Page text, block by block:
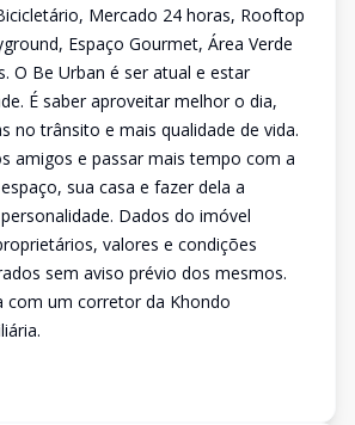
Mercado 24 horas, Rooftop
Espaço Gourmet, Área Verde
O Be Urban é ser atual e estar
É saber aproveitar melhor o dia,
no trânsito e mais qualidade de vida.
amigos e passar mais tempo com a
sua casa e fazer dela a
Dados do imóvel
valores e condições
sem aviso prévio dos mesmos.
com um corretor da Khondo